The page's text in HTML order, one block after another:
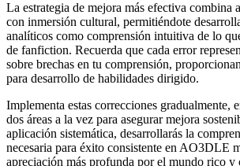
La estrategia de mejora más efectiva combina
con inmersión cultural, permitiéndote
analíticos como comprensión intuitiva de lo
de fanfiction. Recuerda que cada error
sobre brechas en tu comprensión,
para desarrollo de habilidades dirigido.
Implementa estas correcciones gradualmente,
dos áreas a la vez para asegurar mejora
aplicación sistemática, desarrollarás la
necesaria para éxito consistente en AO3DLE
apreciación más profunda por el mundo rico y